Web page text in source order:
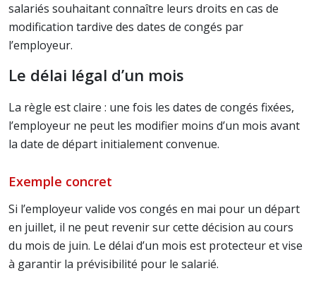
salariés souhaitant connaître leurs droits en cas de
modification tardive des dates de congés par
l’employeur.
Le délai légal d’un mois
La règle est claire : une fois les dates de congés fixées,
l’employeur ne peut les modifier moins d’un mois avant
la date de départ initialement convenue.
Exemple concret
Si l’employeur valide vos congés en mai pour un départ
en juillet, il ne peut revenir sur cette décision au cours
du mois de juin. Le délai d’un mois est protecteur et vise
à garantir la prévisibilité pour le salarié.